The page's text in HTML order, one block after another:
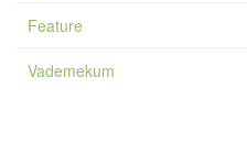
Feature
Vademekum